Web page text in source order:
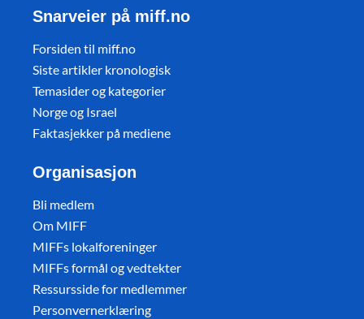
Snarveier på miff.no
Forsiden til miff.no
Siste artikler kronologisk
Temasider og kategorier
Norge og Israel
Faktasjekker på mediene
Organisasjon
Bli medlem
Om MIFF
MIFFs lokalforeninger
MIFFs formål og vedtekter
Ressursside for medlemmer
Personvernerklæring